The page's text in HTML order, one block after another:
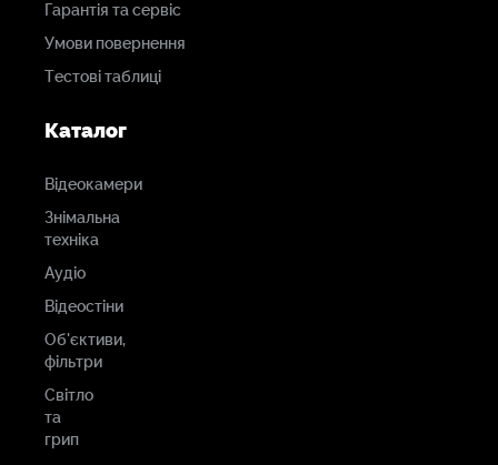
Гарантія та сервіс
Умови повернення
Тестові таблиці
Каталог
Відеокамери
Знімальна
техніка
Аудіо
Відеостіни
Об'єктиви,
фільтри
Світло
та
грип